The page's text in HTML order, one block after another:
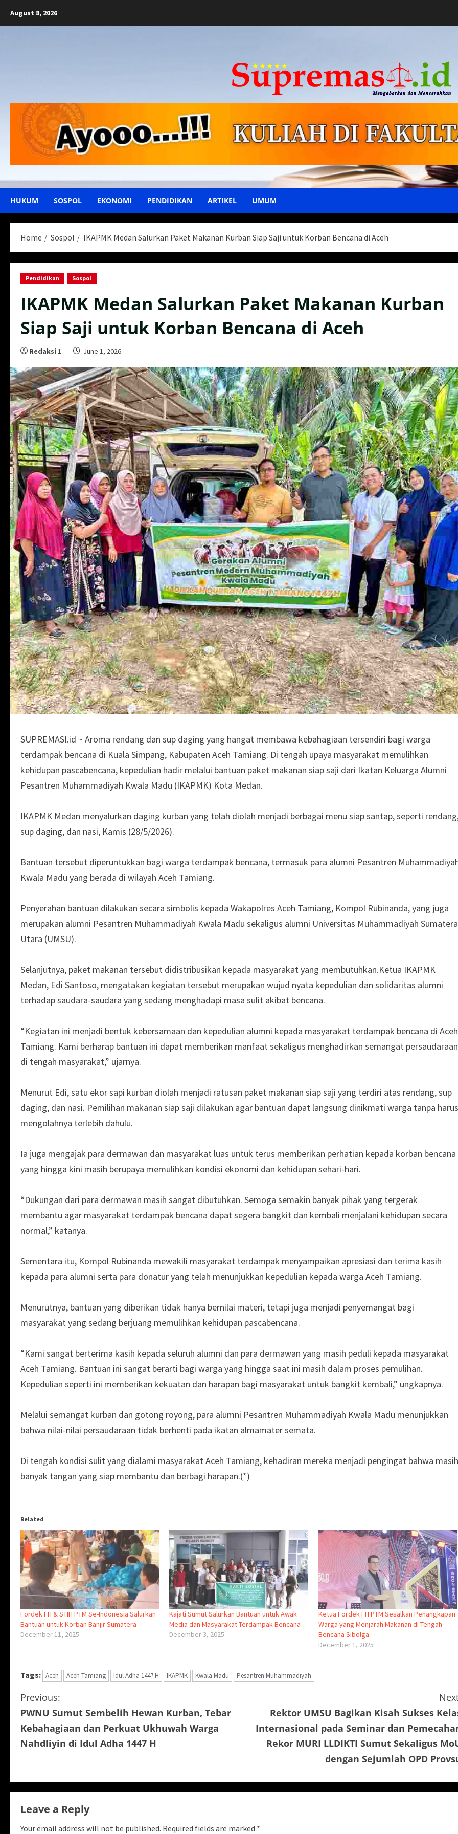
August 8, 2026
HUKUM SOSPOL EKONOMI PENDIDIKAN ARTIKEL UMUM
Home Sospol IKAPMK Medan Salurkan Paket Makanan Kurban Siap Saji untuk Korban Bencana di Aceh
Pendidikan Sospol
IKAPMK Medan Salurkan Paket Makanan Kurban
Siap Saji untuk Korban Bencana di Aceh
Redaksi 1 June 1, 2026
SUPREMASI.id ~ Aroma rendang dan sup daging yang hangat membawa kebahagiaan tersendiri bagi warga
terdampak bencana di Kuala Simpang, Kabupaten Aceh Tamiang. Di tengah upaya masyarakat memulihkan
kehidupan pascabencana, kepedulian hadir melalui bantuan paket makanan siap saji dari Ikatan Keluarga Alumni
Pesantren Muhammadiyah Kwala Madu (IKAPMK) Kota Medan.
IKAPMK Medan menyalurkan daging kurban yang telah diolah menjadi berbagai menu siap santap, seperti
sup daging, dan nasi, Kamis (28/5/2026).
Bantuan tersebut diperuntukkan bagi warga terdampak bencana, termasuk para alumni Pesantren
Kwala Madu yang berada di wilayah Aceh Tamiang.
Penyerahan bantuan dilakukan secara simbolis kepada Wakapolres Aceh Tamiang, Kompol Rubinanda, yang juga
merupakan alumni Pesantren Muhammadiyah Kwala Madu sekaligus alumni Universitas Muhammadiyah Sumatera
Utara (UMSU).
Selanjutnya, paket makanan tersebut didistribusikan kepada masyarakat yang membutuhkan.Ketua IKAPMK
Medan, Edi Santoso, mengatakan kegiatan tersebut merupakan wujud nyata kepedulian dan solidaritas alumni
terhadap saudara-saudara yang sedang menghadapi masa sulit akibat bencana.
“Kegiatan ini menjadi bentuk kebersamaan dan kepedulian alumni kepada masyarakat terdampak bencana di Aceh
Tamiang. Kami berharap bantuan ini dapat memberikan manfaat sekaligus menghadirkan semangat persaudaraan
di tengah masyarakat,” ujarnya.
Menurut Edi, satu ekor sapi kurban diolah menjadi ratusan paket makanan siap saji yang terdiri atas rendang, sup
daging, dan nasi. Pemilihan makanan siap saji dilakukan agar bantuan dapat langsung dinikmati warga tanpa harus
mengolahnya terlebih dahulu.
Ia juga mengajak para dermawan dan masyarakat luas untuk terus memberikan perhatian kepada korban bencana
yang hingga kini masih berupaya memulihkan kondisi ekonomi dan kehidupan sehari-hari.
“Dukungan dari para dermawan masih sangat dibutuhkan. Semoga semakin banyak pihak yang tergerak
membantu agar masyarakat terdampak bencana dapat segera bangkit dan kembali menjalani kehidupan secara
normal,” katanya.
Sementara itu, Kompol Rubinanda mewakili masyarakat terdampak menyampaikan apresiasi dan terima kasih
kepada para alumni serta para donatur yang telah menunjukkan kepedulian kepada warga Aceh Tamiang.
Menurutnya, bantuan yang diberikan tidak hanya bernilai materi, tetapi juga menjadi penyemangat bagi
masyarakat yang sedang berjuang memulihkan kehidupan pascabencana.
“Kami sangat berterima kasih kepada seluruh alumni dan para dermawan yang masih peduli kepada masyarakat
Aceh Tamiang. Bantuan ini sangat berarti bagi warga yang hingga saat ini masih dalam proses pemulihan.
Kepedulian seperti ini memberikan kekuatan dan harapan bagi masyarakat untuk bangkit kembali,” ungkapnya.
Melalui semangat kurban dan gotong royong, para alumni Pesantren Muhammadiyah Kwala Madu menunjukkan
bahwa nilai-nilai persaudaraan tidak berhenti pada ikatan almamater semata.
Di tengah kondisi sulit yang dialami masyarakat Aceh Tamiang, kehadiran mereka menjadi pengingat bahwa masih
banyak tangan yang siap membantu dan berbagi harapan.(*)
Related
Fordek FH & STIH PTM Se-Indonesia Salurkan
Bantuan untuk Korban Banjir Sumatera
December 11, 2025
Kajati Sumut Salurkan Bantuan untuk Awak
Media dan Masyarakat Terdampak Bencana
December 3, 2025
Ketua Fordek FH PTM Sesalkan Penangkapan
Warga yang Menjarah Makanan di Tengah
Bencana Sibolga
December 1, 2025
Tags: Aceh Aceh Tamiang Idul Adha 1447 H IKAPMK Kwala Madu Pesantren Muhammadiyah
C
o
n
i
n
u
Previous:
PWNU Sumut Sembelih Hewan Kurban, Tebar
Kebahagiaan dan Perkuat Ukhuwah Warga
Nahdliyin di Idul Adha 1447 H
Rektor UMSU Bagikan Kisah Sukses
Internasional pada Seminar dan
Rekor MURI LLDIKTI Sumut Sekaligus
dengan Sejumlah OPD
Leave a Reply
Your email address will not be published. Required fields are marked *